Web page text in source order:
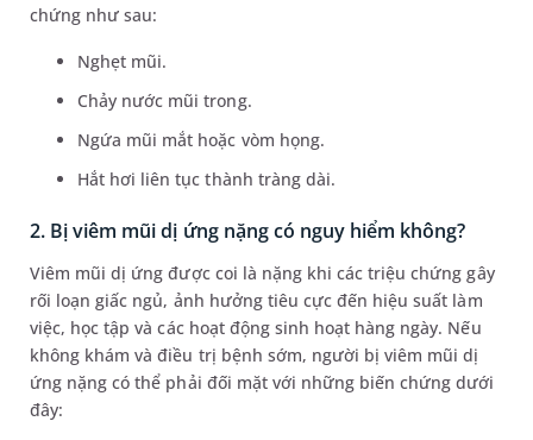
chứng như sau:
Nghẹt mũi.
Chảy nước mũi trong.
Ngứa mũi mắt hoặc vòm họng.
Hắt hơi liên tục thành tràng dài.
2. Bị viêm mũi dị ứng nặng có nguy hiểm không?
Viêm mũi dị ứng được coi là nặng khi các triệu chứng gây
rối loạn giấc ngủ, ảnh hưởng tiêu cực đến hiệu suất làm
việc, học tập và các hoạt động sinh hoạt hàng ngày. Nếu
không khám và điều trị bệnh sớm, người bị viêm mũi dị
ứng nặng có thể phải đối mặt với những biến chứng dưới
đây: